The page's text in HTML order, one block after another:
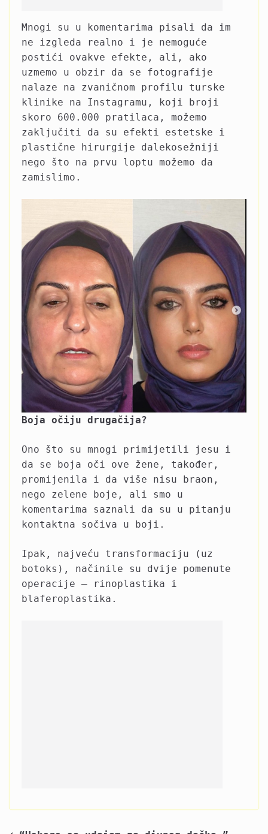
Mnogi su u komentarima pisali da im
ne izgleda realno i je nemoguće
postići ovakve efekte, ali, ako
uzmemo u obzir da se fotografije
nalaze na zvaničnom profilu turske
klinike na Instagramu, koji broji
skoro 600.000 pratilaca, možemo
zaključiti da su efekti estetske i
plastične hirurgije dalekosežniji
nego što na prvu loptu možemo da
zamislimo.
Boja očiju drugačija?
Ono što su mnogi primijetili jesu i
da se boja oči ove žene, također,
promijenila i da više nisu braon,
nego zelene boje, ali smo u
komentarima saznali da su u pitanju
kontaktna sočiva u boji.
Ipak, najveću transformaciju (uz
botoks), načinile su dvije pomenute
operacije – rinoplastika i
blaferoplastika.